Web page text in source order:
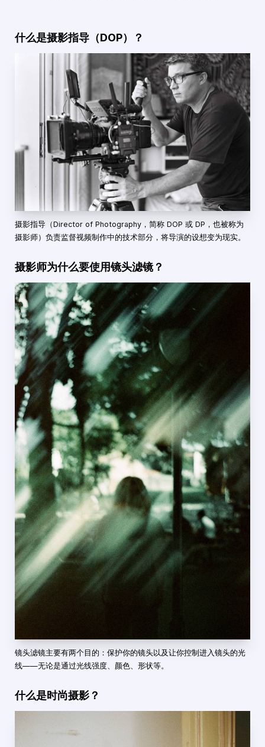
什么是摄影指导（DOP）？
摄影指导（Director of Photography，简称 DOP 或 DP，也被称为
摄影师）负责监督视频制作中的技术部分，将导演的设想变为现实。
摄影师为什么要使用镜头滤镜？
镜头滤镜主要有两个目的：保护你的镜头以及让你控制进入镜头的光
线——无论是通过光线强度、颜色、形状等。
什么是时尚摄影？